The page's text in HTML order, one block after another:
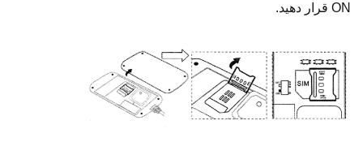
ON قرار دهید.